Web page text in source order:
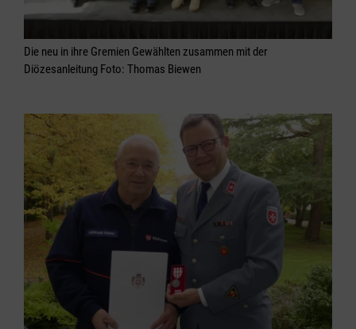
Die neu in ihre Gremien Gewählten zusammen mit der
Diözesanleitung Foto: Thomas Biewen